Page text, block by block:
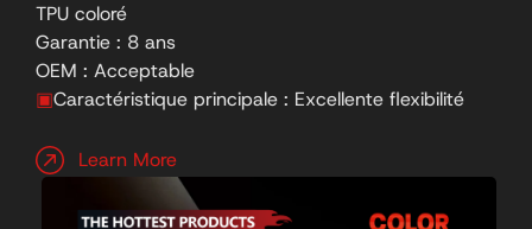
TPU coloré
Garantie : 8 ans
OEM : Acceptable
▣Caractéristique principale : Excellente flexibilité
Learn More